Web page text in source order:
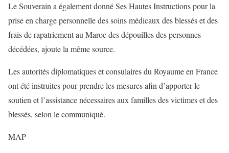
Le Souverain a également donné Ses Hautes Instructions pour la
prise en charge personnelle des soins médicaux des blessés et des
frais de rapatriement au Maroc des dépouilles des personnes
décédées, ajoute la même source.
Les autorités diplomatiques et consulaires du Royaume en France
ont été instruites pour prendre les mesures afin d’apporter le
soutien et l’assistance nécessaires aux familles des victimes et des
blessés, selon le communiqué.
MAP